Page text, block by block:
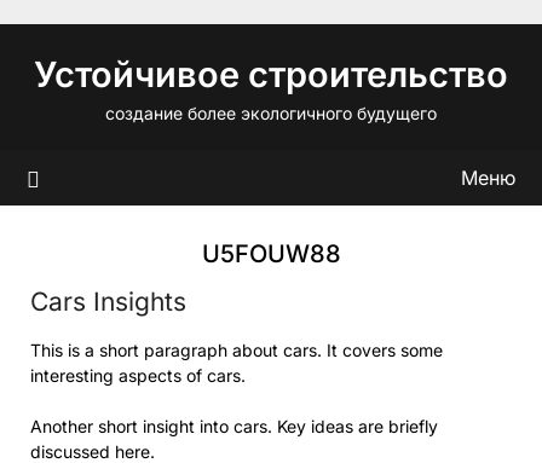
содержимому
Устойчивое строительство
создание более экологичного будущего
Меню
U5FOUW88
Cars Insights
This is a short paragraph about cars. It covers some
interesting aspects of cars.
Another short insight into cars. Key ideas are briefly
discussed here.